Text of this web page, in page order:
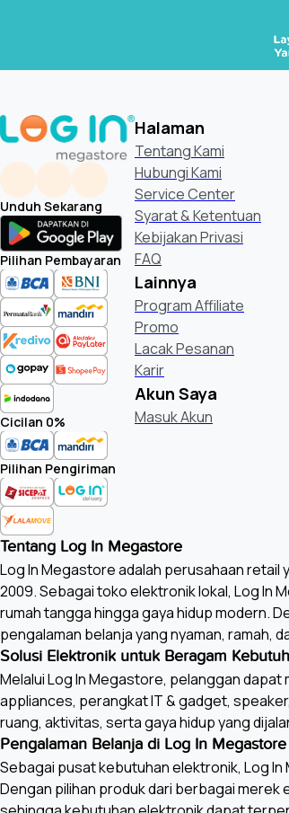
Unduh Sekarang
Pilihan Pembayaran
Cicilan 0%
Pilihan Pengiriman
Halaman
Tentang Kami
Hubungi Kami
Service Center
Syarat & Ketentuan
Kebijakan Privasi
FAQ
Lainnya
Program Affiliate
Promo
Lacak Pesanan
Karir
Akun Saya
Masuk Akun
Tentang Log In Megastore
Log In Megastore adalah perusahaan retail
2009. Sebagai toko elektronik lokal, Log In
rumah tangga hingga gaya hidup modern.
pengalaman belanja yang nyaman, ramah,
Solusi Elektronik untuk Beragam
Melalui Log In Megastore, pelanggan
appliances, perangkat IT & gadget,
ruang, aktivitas, serta gaya hidup yang
Pengalaman Belanja di Log In Megastore
Sebagai pusat kebutuhan elektronik, Log
Dengan pilihan produk dari berbagai